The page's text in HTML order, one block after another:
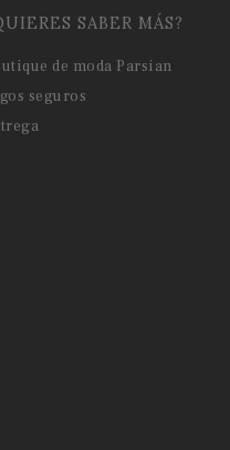
SABER MÁS?
de moda Parsian
seguros